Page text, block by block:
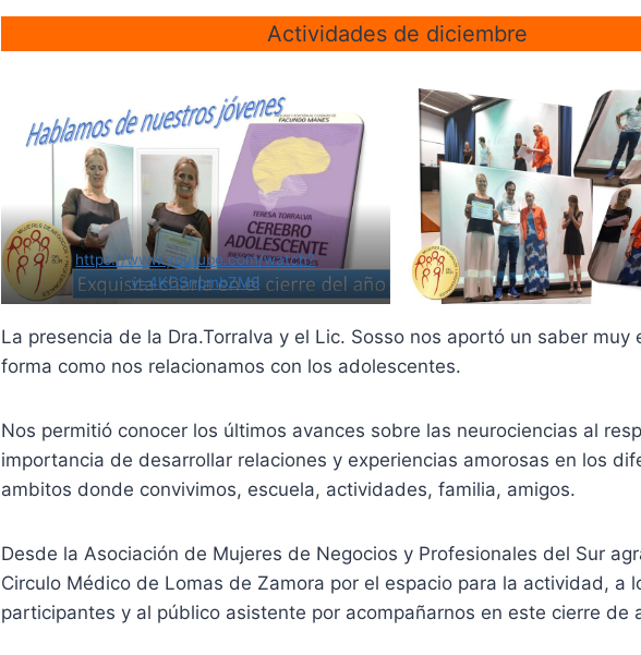
Actividades de diciembre
https://www.youtube.com/watch?
v=4KCSnpmbZM8
La presencia de la Dra.Torralva y el Lic. Sosso nos aportó un saber muy
forma como nos relacionamos con los adolescentes.
Nos permitió conocer los últimos avances sobre las neurociencias al
importancia de desarrollar relaciones y experiencias amorosas en los
ambitos donde convivimos, escuela, actividades, familia, amigos.
Desde la Asociación de Mujeres de Negocios y Profesionales del Sur
Circulo Médico de Lomas de Zamora por el espacio para la actividad, a
participantes y al público asistente por acompañarnos en este cierre de